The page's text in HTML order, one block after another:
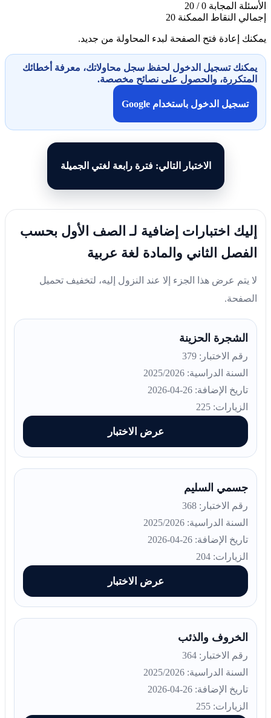
الأسئلة المجابة 0 / 20
إجمالي النقاط الممكنة 20
يمكنك إعادة فتح الصفحة لبدء المحاولة من جديد.
يمكنك تسجيل الدخول لحفظ سجل محاولاتك، معرفة أخطائك
المتكررة، والحصول على نصائح مخصصة.
تسجيل الدخول باستخدام Google
الاختبار التالي: فترة رابعة لغتي الجميلة
إليك اختبارات إضافية لـ الصف الأول بحسب
الفصل الثاني والمادة لغة عربية
لا يتم عرض هذا الجزء إلا عند النزول إليه، لتخفيف تحميل
الصفحة.
الشجرة الحزينة
رقم الاختبار: 379
السنة الدراسية: 2025/2026
تاريخ الإضافة: 26-04-2026
الزيارات: 225
عرض الاختبار
جسمي السليم
رقم الاختبار: 368
السنة الدراسية: 2025/2026
تاريخ الإضافة: 26-04-2026
الزيارات: 204
عرض الاختبار
الخروف والذئب
رقم الاختبار: 364
السنة الدراسية: 2025/2026
تاريخ الإضافة: 26-04-2026
الزيارات: 255